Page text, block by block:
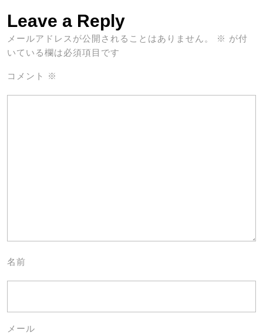
Leave a Reply
メールアドレスが公開されることはありません。 ※ が付
いている欄は必須項目です
コメント ※
名前
メール